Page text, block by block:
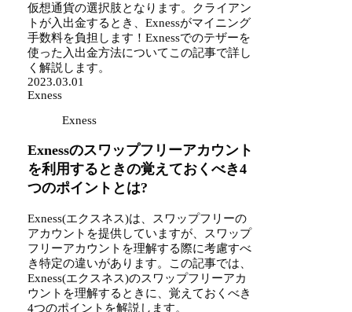
仮想通貨の選択肢となります。クライアン
トが入出金するとき、Exnessがマイニング
手数料を負担します！Exnessでのテザーを
使った入出金方法についてこの記事で詳し
く解説します。
2023.03.01
Exness
Exness
Exnessのスワップフリーアカウント
を利用するときの覚えておくべき4
つのポイントとは?
Exness(エクスネス)は、スワップフリーの
アカウントを提供していますが、スワップ
フリーアカウントを理解する際に考慮すべ
き特定の違いがあります。この記事では、
Exness(エクスネス)のスワップフリーアカ
ウントを理解するときに、覚えておくべき
4つのポイントを解説します。